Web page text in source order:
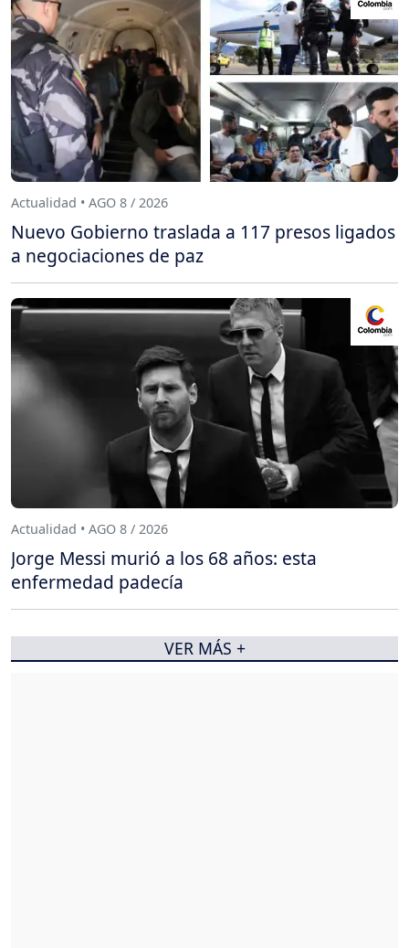
Actualidad • AGO 8 / 2026
Nuevo Gobierno traslada a 117 presos ligados
a negociaciones de paz
Actualidad • AGO 8 / 2026
Jorge Messi murió a los 68 años: esta
enfermedad padecía
VER MÁS +